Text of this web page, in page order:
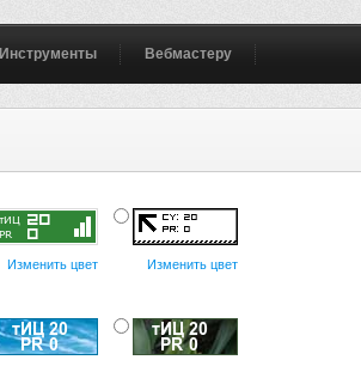
Инструменты Вебмастеру
Изменить цвет Изменить цвет